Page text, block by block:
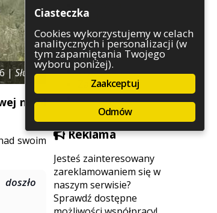
Służby
Sport
Środowisko
Szkolnictwo
Wydarzenia
Zapowiedzi
Zdrowie
Reklama
Jesteś zainteresowany
zareklamowaniem się w
naszym serwisie?
Sprawdź dostępne
|Służby
nr 74
swoim
Ciasteczka
Cookies wykorzystujemy w celach
analitycznych i personalizacji (w
tym zapamiętania Twojego
wyboru poniżej).
Zaakceptuj
Odmów